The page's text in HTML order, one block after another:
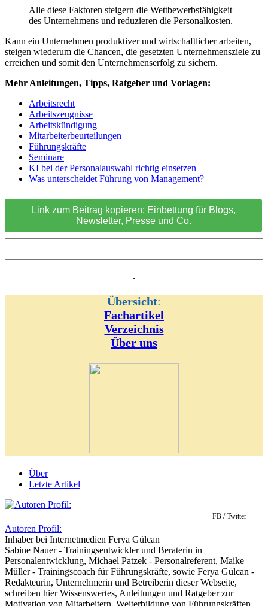
Alle diese Faktoren steigern die Wettbewerbsfähigkeit
des Unternehmens und reduzieren die Personalkosten.
Kann ein Unternehmen produktiver und wirtschaftlicher arbeiten,
steigen wiederum die Chancen, die gesetzten Unternehmensziele zu
erreichen und somit den Unternehmenserfolg zu sichern.
Mehr Anleitungen, Tipps, Ratgeber und Vorlagen:
Arbeitsrecht
Arbeitszeugnisse
Arbeitskündigung
Mitarbeiterbeurteilungen
Führungskräfte
Seminare
KI bei der Personalauswahl richtig einsetzen
Was unterscheidet Führung von Management?
Link zum Beitrag kopieren: Einbettung für Blogs,
Newsletter, Presse und Co.
-
Übersicht:
Fachartikel
Verzeichnis
Über uns
Über
Letzte Artikel
FB / Twitter
Autoren Profil:
Inhaberbei Internetmedien Ferya Gülcan
Sabine Nauer - Trainingsentwickler und Beraterin in
Personalentwicklung, Michael Patzek - Personalreferent, Maike
Müller - Trainingscoach für Führungskräfte, sowie Ferya Gülcan -
Redakteurin, Unternehmerin und Betreiberin dieser Webseite,
schreiben hier Wissenswertes, Anleitungen und Ratgeber zur